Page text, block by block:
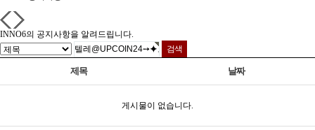
INNO6의 공지사항을 알려드립니다.
제목 날짜
게시물이 없습니다.